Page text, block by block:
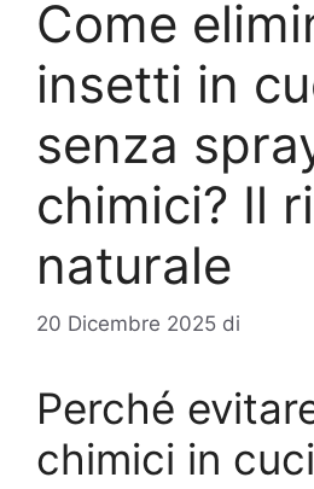
Come
insetti in
senza
chimici? Il
naturale
20 Dicembre 2025 di
Perché
chimici in